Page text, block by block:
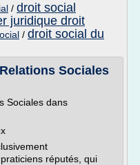
/ droit social
juridique droit
/ droit social du
Sociales
Sociales dans
réputés, qui